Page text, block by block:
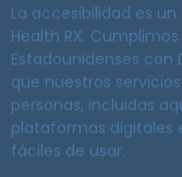
La accesibilidad es
Health RX.
Estadounidenses
que nuestros
personas, incluidas
plataformas digitales
fáciles de usar.